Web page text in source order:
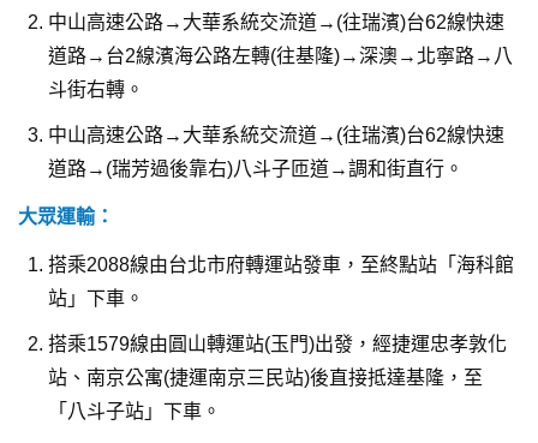
中山高速公路→大華系統交流道→(往瑞濱)台62線快速
道路→台2線濱海公路左轉(往基隆)→深澳→北寧路→八
斗街右轉。
中山高速公路→大華系統交流道→(往瑞濱)台62線快速
道路→(瑞芳過後靠右)八斗子匝道→調和街直行。
大眾運輸：
搭乘2088線由台北市府轉運站發車，至終點站「海科館
站」下車。
搭乘1579線由圓山轉運站(玉門)出發，經捷運忠孝敦化
站、南京公寓(捷運南京三民站)後直接抵達基隆，至
「八斗子站」下車。